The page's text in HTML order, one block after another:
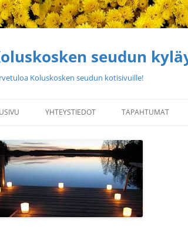
seudun
Koluskosken seudun kotisivuille!
YHTEYSTIEDOT TAPAHTUMAT